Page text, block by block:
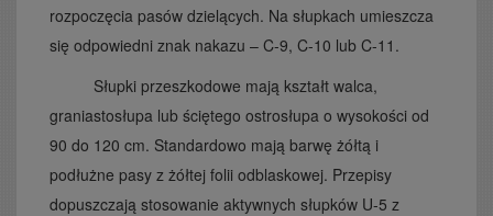
rozpoczęcia pasów dzielących. Na słupkach umieszcza
się odpowiedni znak nakazu – C-9, C-10 lub C-11.
Słupki przeszkodowe mają kształt walca,
graniastosłupa lub ściętego ostrosłupa o wysokości od
90 do 120 cm. Standardowo mają barwę żółtą i
podłużne pasy z żółtej folii odblaskowej. Przepisy
dopuszczają stosowanie aktywnych słupków U-5 z